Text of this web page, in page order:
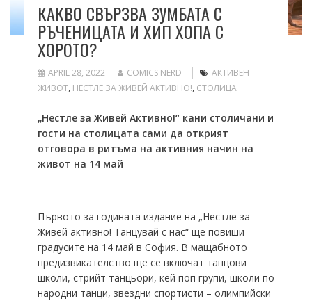
КАКВО СВЪРЗВА ЗУМБАТА С
РЪЧЕНИЦАТА И ХИП ХОПА С
ХОРОТО?
APRIL 28, 2022 COMICS NERD
АКТИВЕН
ЖИВОТ, НЕСТЛЕ ЗА ЖИВЕЙ АКТИВНО!, СТОЛИЦА
„Нестле за Живей Активно!“ кани столичани и
гости на столицата сами да открият
отговора в ритъма на активния начин на
живот на 14 май
Първото за годината издание на „Нестле за
Живей активно! Танцувай с нас“ ще повиши
градусите на 14 май в София. В мащабното
предизвикателство ще се включат танцови
школи, стрийт танцьори, кей поп групи, школи по
народни танци, звездни спортисти – олимпийски